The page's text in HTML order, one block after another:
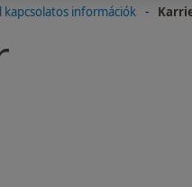
kapcsolatos információk -